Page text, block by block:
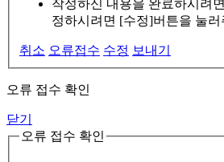
작성하신 내용을 완료하시려
정하시려면 [수정]버튼을 눌러
취소 오류접수 수정 보내기
오류 접수 확인
닫기
오류 접수 확인